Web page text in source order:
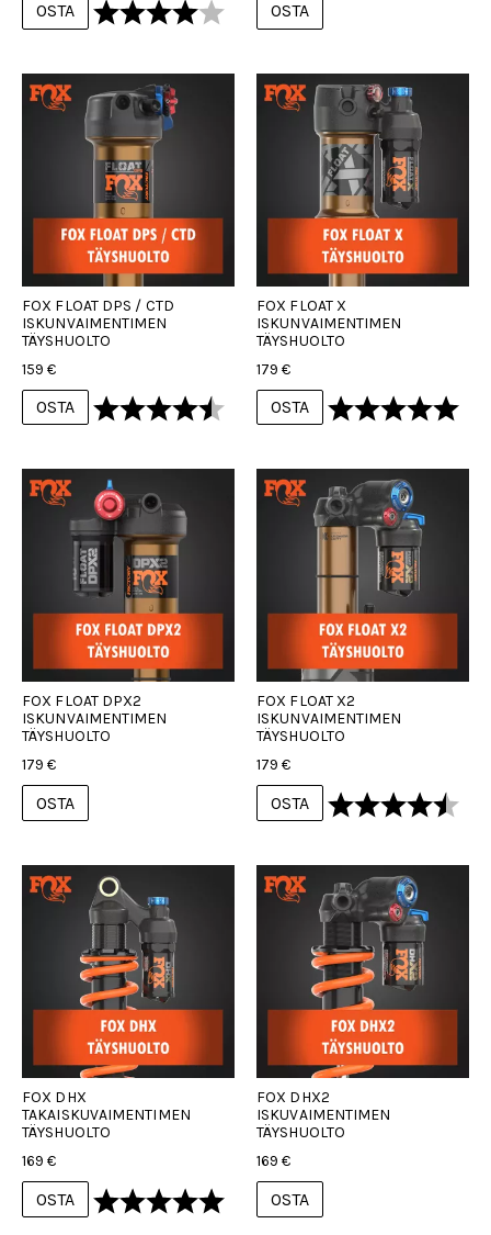
OSTA OSTA
FOX FLOAT DPS / CTD
ISKUNVAIMENTIMEN
TÄYSHUOLTO
159 €
OSTA Arvio: 4.7 5:sta tähdestä
FOX FLOAT X
ISKUNVAIMENTIMEN
TÄYSHUOLTO
179 €
OSTA Arvio:
FOX FLOAT DPX2
ISKUNVAIMENTIMEN
TÄYSHUOLTO
179 €
OSTA
FOX FLOAT X2
ISKUNVAIMENTIMEN
TÄYSHUOLTO
179 €
OSTA Arvio:
FOX DHX
TAKAISKUVAIMENTIMEN
TÄYSHUOLTO
169 €
OSTA Arvio: 5.0 5:sta tähdestä
FOX DHX2
ISKUVAIMENTIMEN
TÄYSHUOLTO
169 €
OSTA